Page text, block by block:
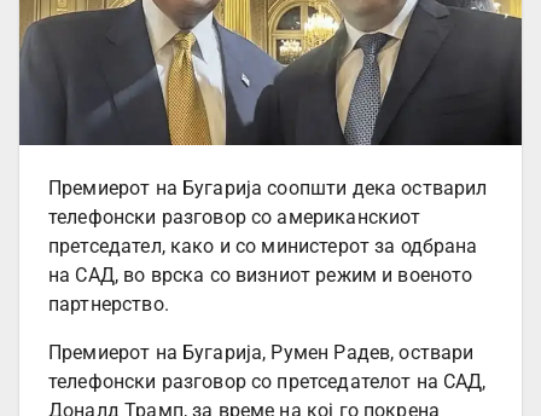
Премиерот на Бугарија соопшти дека остварил
телефонски разговор со американскиот
претседател, како и со министерот за одбрана
на САД, во врска со визниот режим и военото
партнерство.
Премиерот на Бугарија, Румен Радев, оствари
телефонски разговор со претседателот на САД,
Доналд Трамп, за време на кој го покрена